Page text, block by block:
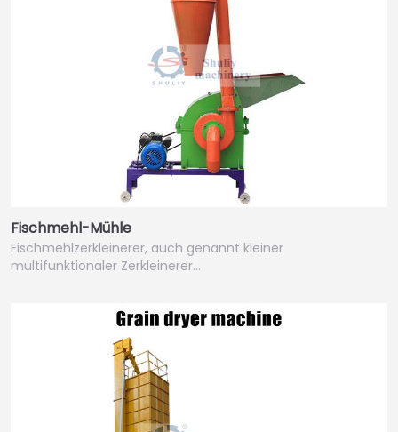
Fischmehl-Mühle
Fischmehlzerkleinerer, auch genannt kleiner
multifunktionaler Zerkleinerer…